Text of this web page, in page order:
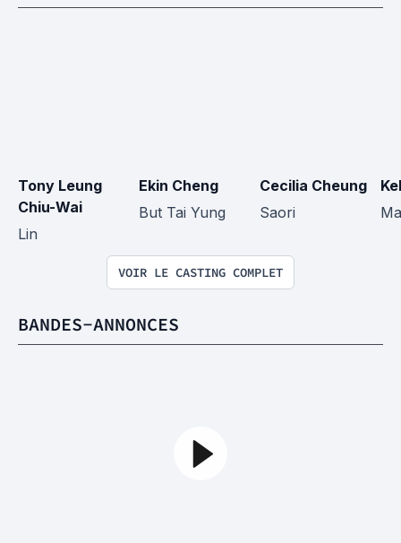
Tony Leung
Chiu-Wai
Lin
Ekin Cheng
But Tai Yung
Cecilia Cheung
Saori
VOIR LE CASTING COMPLET
BANDES-ANNONCES